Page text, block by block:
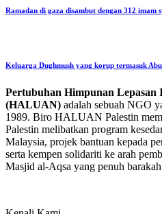
Ramadan di gaza disambut dengan 312 imam
Keluarga Dughmush yang korup termasuk
Pertubuhan Himpunan Lepasan
(HALUAN) adalah sebuah NGO
1989. Biro HALUAN Palestin
Palestin melibatkan program
Malaysia, projek bantuan kepada
serta kempen solidariti ke arah
Masjid al-Aqsa yang penuh